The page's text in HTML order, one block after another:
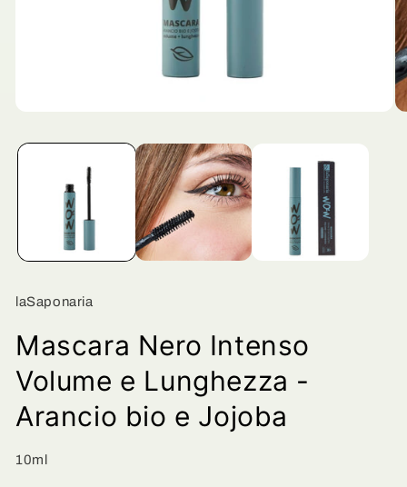
multimediali
laSaponaria
Mascara Nero Intenso
Volume e Lunghezza -
Arancio bio e Jojoba
10ml